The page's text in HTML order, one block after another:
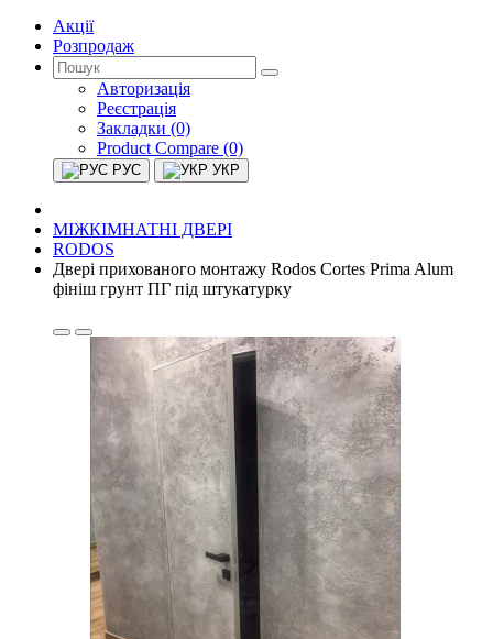
Акції
Розпродаж
Авторизація
Реєстрація
Закладки (0)
Product Compare (0)
РУС УКР
МІЖКІМНАТНІ ДВЕРІ
RODOS
Двері прихованого монтажу Rodos Cortes Prima Alum
фініш грунт ПГ під штукатурку